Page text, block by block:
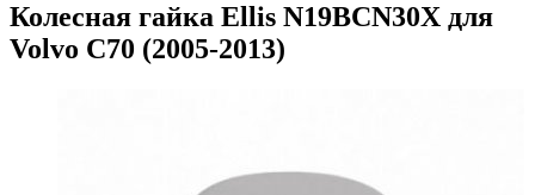
Колесная гайка Ellis N19BCN30X для
Volvo C70 (2005-2013)